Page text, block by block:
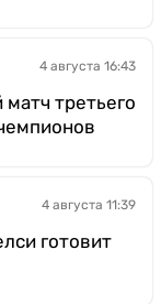
4 августа 16:43
третьего
4 августа 11:39
готовит